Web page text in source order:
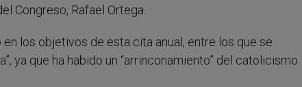
Congreso, Rafael Ortega.
los objetivos de esta cita anual, entre los que se
ya que ha habido un “arrinconamiento” del catolicismo